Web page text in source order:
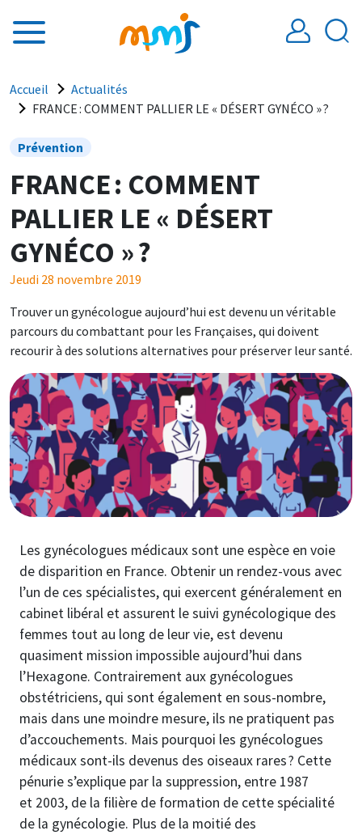
Fil d'Ariane
Accueil
Actualités
FRANCE : COMMENT PALLIER LE « DÉSERT GYNÉCO » ?
Prévention
FRANCE : COMMENT
PALLIER LE « DÉSERT
GYNÉCO » ?
Jeudi 28 novembre 2019
Trouver un gynécologue aujourd’hui est devenu un véritable
parcours du combattant pour les Françaises, qui doivent
recourir à des solutions alternatives pour préserver leur santé.
Image
Les gynécologues médicaux sont une espèce en voie
de disparition en France. Obtenir un rendez-vous avec
l’un de ces spécialistes, qui exercent généralement en
cabinet libéral et assurent le suivi gynécologique des
femmes tout au long de leur vie, est devenu
quasiment mission impossible aujourd’hui dans
l’Hexagone. Contrairement aux gynécologues
obstétriciens, qui sont également en sous-nombre,
mais dans une moindre mesure, ils ne pratiquent pas
d’accouchements. Mais pourquoi les gynécologues
médicaux sont-ils devenus des oiseaux rares ? Cette
pénurie s’explique par la suppression, entre 1987
et 2003, de la filière de formation de cette spécialité
de la gynécologie. Plus de la moitié des